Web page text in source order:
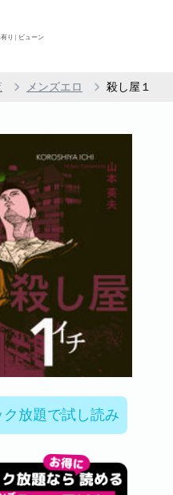
り | ビューン
メンズエロ 殺し屋１
ク放題で試し読み